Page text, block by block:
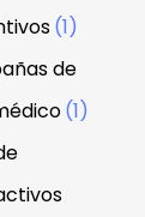
(1)
de
(1)